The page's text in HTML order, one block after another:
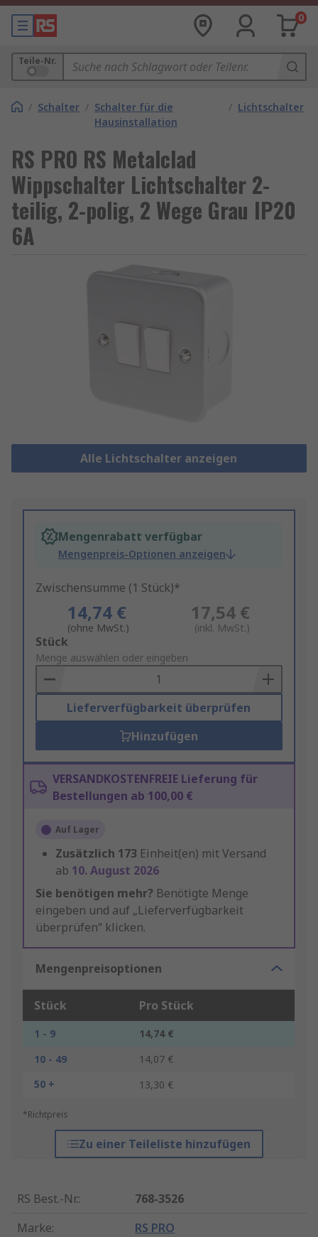
0
Teile-Nr.
/ Schalter / Schalter für die
Hausinstallation
/ Lichtschalter
RS PRO RS Metalclad
Wippschalter Lichtschalter 2-
teilig, 2-polig, 2 Wege Grau IP20
6A
Alle Lichtschalter anzeigen
Mengenrabatt verfügbar
Mengenpreis-Optionen anzeigen
Zwischensumme (1 Stück)*
14,74 €
(ohne MwSt.)
17,54 €
(inkl. MwSt.)
Add
to
Basket
Stück
Menge auswählen oder eingeben
Lieferverfügbarkeit überprüfen
Hinzufügen
VERSANDKOSTENFREIE Lieferung für
Bestellungen ab 100,00 €
Auf Lager
Zusätzlich 173 Einheit(en) mit Versand
ab 10. August 2026
Sie benötigen mehr? Benötigte Menge
eingeben und auf „Lieferverfügbarkeit
überprüfen“ klicken.
Mengenpreisoptionen
Stück Pro Stück
1 - 9
14,74 €
10 - 49
14,07 €
50 +
13,30 €
*Richtpreis
Zu einer Teileliste hinzufügen
RS Best.-Nr.:
768-3526
Marke: RS PRO